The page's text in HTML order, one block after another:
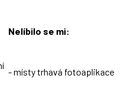
Nelíbilo se mi:
- místy trhavá fotoaplikace